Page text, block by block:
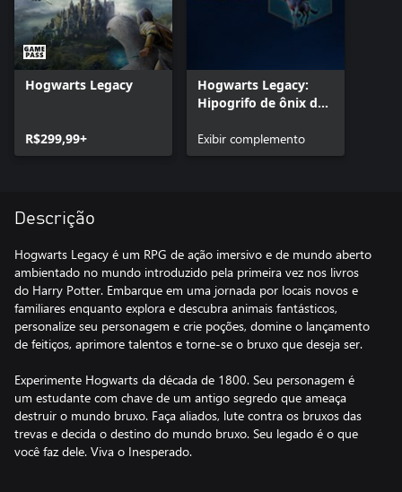
Hogwarts Legacy
R$299,99+
Hogwarts Legacy:
Hipogrifo de ônix de
Exibir complemento
Descrição
Hogwarts Legacy é um RPG de ação imersivo e de mundo aberto
ambientado no mundo introduzido pela primeira vez nos livros
do Harry Potter. Embarque em uma jornada por locais novos e
familiares enquanto explora e descubra animais fantásticos,
personalize seu personagem e crie poções, domine o lançamento
de feitiços, aprimore talentos e torne-se o bruxo que deseja ser.
Experimente Hogwarts da década de 1800. Seu personagem é
um estudante com chave de um antigo segredo que ameaça
destruir o mundo bruxo. Faça aliados, lute contra os bruxos das
trevas e decida o destino do mundo bruxo. Seu legado é o que
você faz dele. Viva o Inesperado.